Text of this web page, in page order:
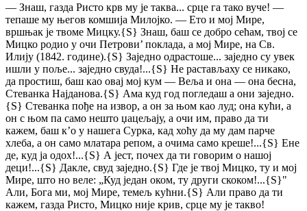
— Знаш, газда Ристо крв му је таква... срце га тако вуче! —
тепаше му његов комшија Милојко. — Ето и мој Мире,
вршњак је твоме Мицку.{S} Знаш, баш се добро сећам, твој се
Мицко родио у очи Петрови’ поклада, а мој Мире, на Св.
Илију (1842. године).{S} Заједно одрастоше... заједно су увек
ишли у поље... заједно свуда!...{S} Не растављаху се никако,
да простиш, баш као овај мој кум — Веља и она — она бесна,
Стеванка Најданова.{S} Ама куд год погледаш а они заједно.
{S} Стеванка пође на извор, а он за њом као луд; она кући, а
он с њом па само нешто џацељају, а очи им, право да ти
кажем, баш к’о у нашега Сурка, кад хоћу да му дам парче
хлеба, а он само млатара репом, а очима само креше!...{S} Ене
де, куд ја одох!...{S} А јест, почех да ти говорим о нашој
деци!...{S} Дакле, свуд заједно.{S} Где је твој Мицко, ту и мој
Мире, што но веле: „Куд један оком, ту други скоком!...{S}"
Али, Бога ми, мој Мире, темељ кућни.{S} Али право да ти
кажем, газда Ристо, Мицко није крив, срце му је такво!